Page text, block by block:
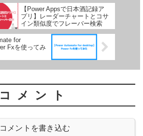
【Power Appsで日本酒記録ア
プリ】レーダーチャートとコサ
イン類似度でフレーバー検索
for
Fxを使ってみ
コメント
コメントを書き込む